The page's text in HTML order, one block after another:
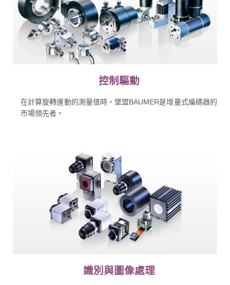
控制驅動
在計算旋轉運動的測量值時，堡盟BAUMER是增量式編碼器的
市場領先者。
識別與圖像處理